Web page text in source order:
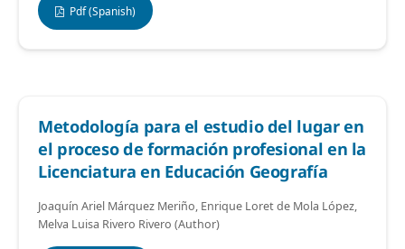
Pdf (Spanish)
Metodología para el estudio del lugar en
el proceso de formación profesional en la
Licenciatura en Educación Geografía
Joaquín Ariel Márquez Meriño, Enrique Loret de Mola López,
Melva Luisa Rivero Rivero (Author)